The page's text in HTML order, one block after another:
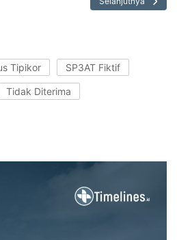
Tipikor SP3AT Fiktif
Tidak Diterima